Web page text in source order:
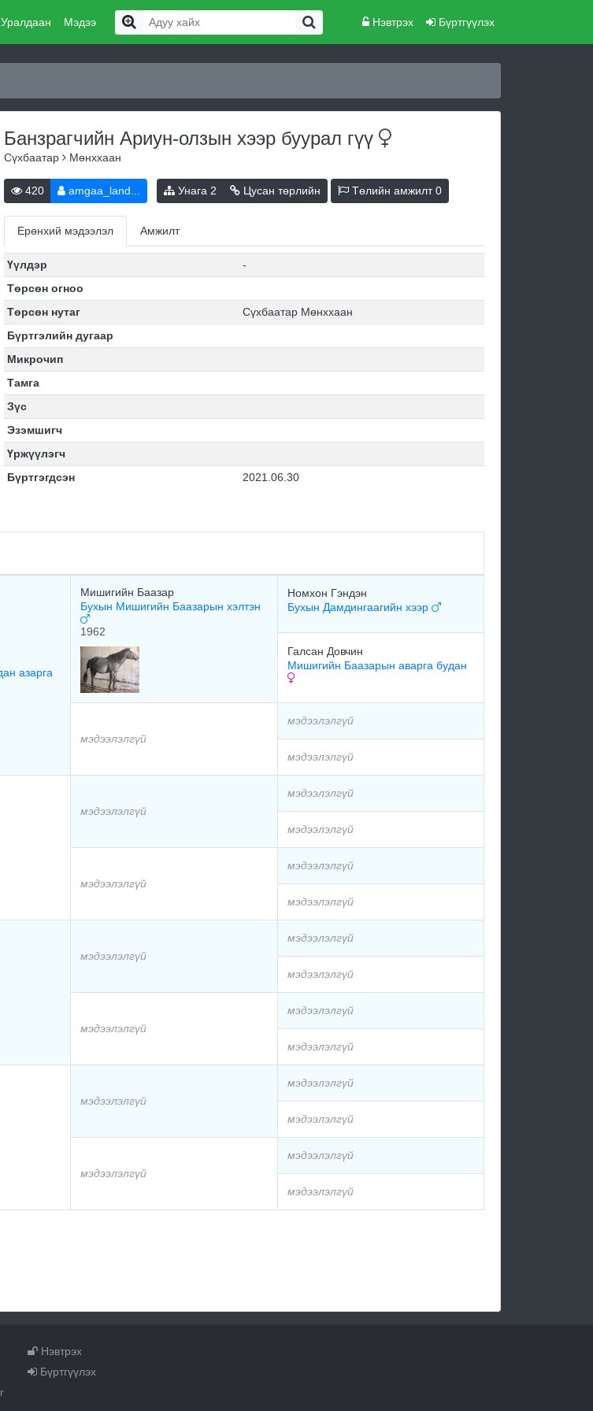
Уралдаан Мэдээ Нэвтрэх Бүртгүүлэх
Банзрагчийн Ариун-олзын хээр буурал гүү
Сүхбаатар Мөнххаан
420 amgaa_land... Унага 2 Цусан төрлийн Төлийн амжилт0
Ерөнхий мэдээлэл Амжилт
Үүлдэр
-
Төрсөн огноо
Төрсөн нутаг
Сүхбаатар Мөнххаан
Бүртгэлийн дугаар
Микрочип
Тамга
Зүс
Эзэмшигч
Үржүүлэгч
Бүртгэгдсэн
2021.06.30
азарга
Мишигийн Баазар
Бухын Мишигийн Баазарын хэлтэн
1962
Номхон Гэндэн
Бухын Дамдингаагийн хээр
Галсан Довчин
Мишигийн Баазарын аварга будан
мэдээлэлгүй
мэдээлэлгүй
мэдээлэлгүй
мэдээлэлгүй
мэдээлэлгүй
мэдээлэлгүй
мэдээлэлгүй
мэдээлэлгүй
мэдээлэлгүй
мэдээлэлгүй
мэдээлэлгүй
мэдээлэлгүй
мэдээлэлгүй
мэдээлэлгүй
мэдээлэлгүй
мэдээлэлгүй
мэдээлэлгүй
мэдээлэлгүй
мэдээлэлгүй
мэдээлэлгүй
мэдээлэлгүй
Нэвтрэх
Бүртгүүлэх